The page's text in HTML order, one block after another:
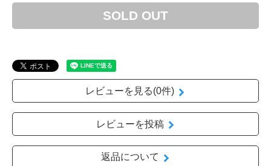
SOLD OUT
レビューを見る(0件)
レビューを投稿
返品について